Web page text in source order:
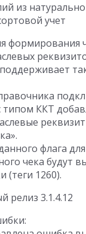
из
учет
формирования
типом ККТ
флага
чека будут
(теги 1260).
релиз 3.1.4.12